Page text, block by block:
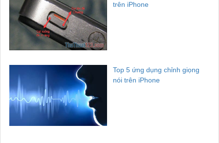
trên iPhone
Top 5 ứng dụng chỉnh giọng
nói trên iPhone